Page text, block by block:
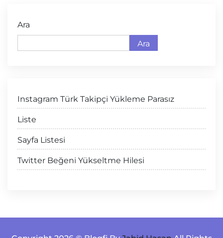
Ara
Ara
Instagram Türk Takipçi Yükleme Parasız
Liste
Sayfa Listesi
Twitter Beğeni Yükseltme Hilesi